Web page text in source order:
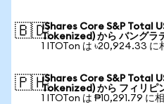
🇧🇩iShares Core S&P Total
Tokenized) から バングラ
1 ITOTon は ৳20,924.33 に
🇵🇭iShares Core S&P Total
Tokenized) から フィリピ
1 ITOTon は ₱10,291.79 に